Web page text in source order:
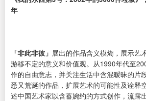
年
「非此非彼」 展出的作品含义模煳，展示艺
游移不定的意义和价值观。从1990年代至
作的自由意志，并关注生活中含混暧昧的片
悉又荒诞的作品，扩展艺术的可能性及诠释空
述中国艺术家以含蓄婉约的方式创作，流露